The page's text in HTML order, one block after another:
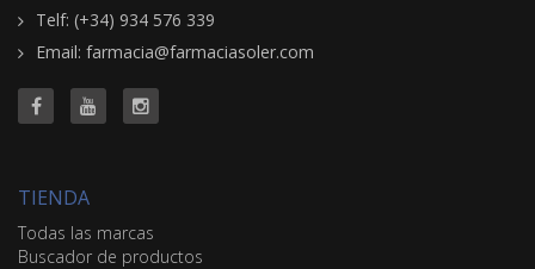
Telf: (+34) 934 576 339
Email: farmacia@farmaciasoler.com
TIENDA
Todas las marcas
Buscador de productos